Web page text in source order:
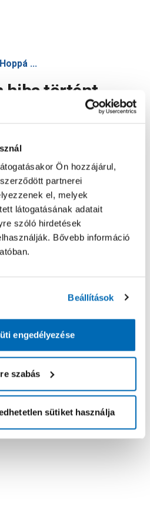
Ön hozzájárul,
partnerei
el, melyek
látogatásának adatait
szóló hirdetések
Bővebb információ
Beállítások
engedélyezése
szabás
sütiket használja
Hoppá ...
hiba történt
újratöltése